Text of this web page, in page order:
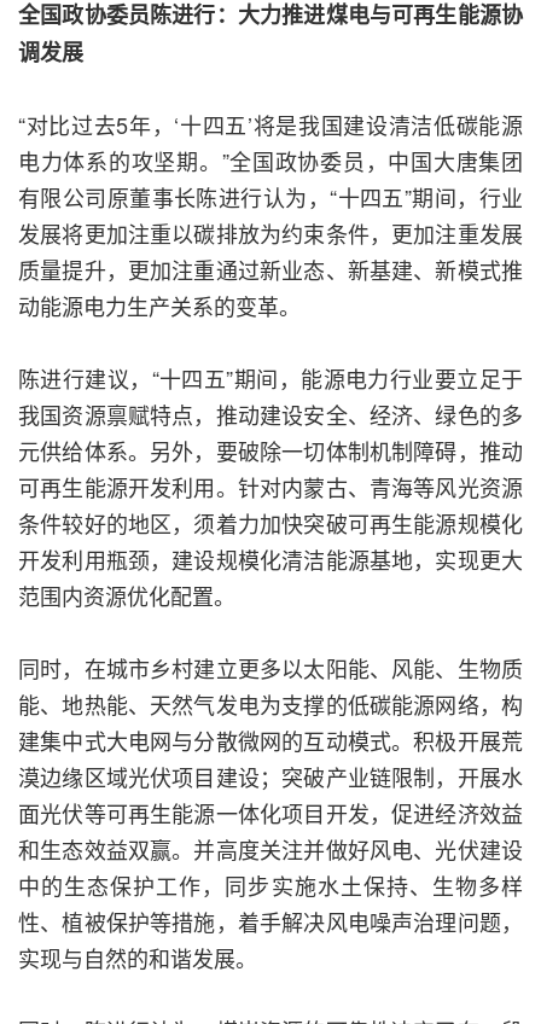
全国政协委员陈进行：大力推进煤电与可再生能源协
调发展
“对比过去5年，‘十四五’将是我国建设清洁低碳能源
电力体系的攻坚期。”全国政协委员，中国大唐集团
有限公司原董事长陈进行认为，“十四五”期间，行业
发展将更加注重以碳排放为约束条件，更加注重发展
质量提升，更加注重通过新业态、新基建、新模式推
动能源电力生产关系的变革。
陈进行建议，“十四五”期间，能源电力行业要立足于
我国资源禀赋特点，推动建设安全、经济、绿色的多
元供给体系。另外，要破除一切体制机制障碍，推动
可再生能源开发利用。针对内蒙古、青海等风光资源
条件较好的地区，须着力加快突破可再生能源规模化
开发利用瓶颈，建设规模化清洁能源基地，实现更大
范围内资源优化配置。
同时，在城市乡村建立更多以太阳能、风能、生物质
能、地热能、天然气发电为支撑的低碳能源网络，构
建集中式大电网与分散微网的互动模式。积极开展荒
漠边缘区域光伏项目建设；突破产业链限制，开展水
面光伏等可再生能源一体化项目开发，促进经济效益
和生态效益双赢。并高度关注并做好风电、光伏建设
中的生态保护工作，同步实施水土保持、生物多样
性、植被保护等措施，着手解决风电噪声治理问题，
实现与自然的和谐发展。